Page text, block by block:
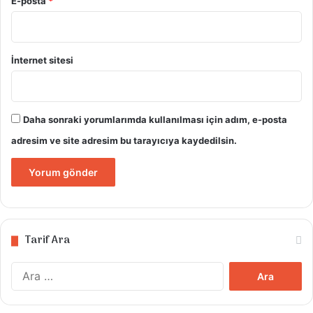
İnternet sitesi
Daha sonraki yorumlarımda kullanılması için adım, e-posta
adresim ve site adresim bu tarayıcıya kaydedilsin.
Tarif Ara